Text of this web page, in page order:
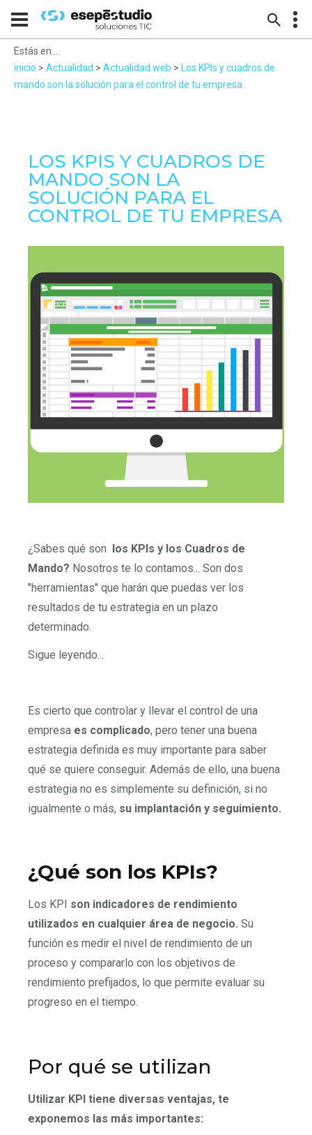
Estás en...
inicio > Actualidad > Actualidad web >
Los KPIs y cuadros de
mando son la solución para el control de tu empresa
LOS KPIS Y CUADROS DE
MANDO SON LA
SOLUCIÓN PARA EL
CONTROL DE TU EMPRESA
¿Sabes qué son los KPIs y los Cuadros de
Mando? Nosotros te lo contamos... Son dos
"herramientas" que harán que puedas ver los
resultados de tu estrategia en un plazo
determinado.
Sigue leyendo...
Es cierto que controlar y llevar el control de una
empresa es complicado, pero tener una buena
estrategia definida es muy importante para saber
qué se quiere conseguir. Además de ello, una buena
estrategia no es simplemente su definición, si no
igualmente o más, su implantación y seguimiento.
¿Qué son los KPIs?
Los KPI son indicadores de rendimiento
utilizados en cualquier área de negocio. Su
función es medir el nivel de rendimiento de un
proceso y compararlo con los objetivos de
rendimiento prefijados, lo que permite evaluar su
progreso en el tiempo.
Por qué se utilizan
Utilizar KPI tiene diversas ventajas, te
exponemos las más importantes: